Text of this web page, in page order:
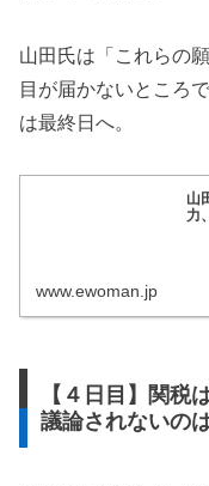
山田氏は「これらの
目が届かないところ
は最終日へ。
山
力
www.ewoman.jp
【４日目】関税
議論されないの